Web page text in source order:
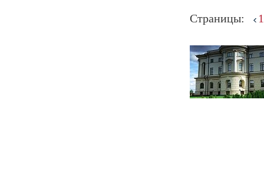
Страницы: 1